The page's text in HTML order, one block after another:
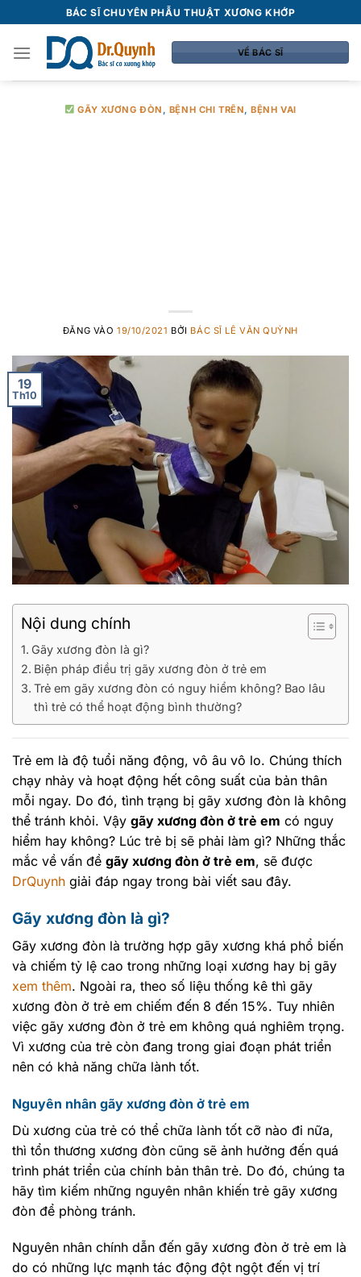
qua
nội
BÁC SĨ CHUYÊN PHẪU THUẬT XƯƠNG KHỚP
VỀ BÁC SĨ
GÃY XƯƠNG ĐÒN , BỆNH CHI TRÊN,BỆNH VAI
ĐĂNG VÀO 19/10/2021 BỞI BÁC SĨ LÊ VĂN QUỲNH
19
Th10
Nội dung chính
Gãy xương đòn là gì?
Biện pháp điều trị gãy xương đòn ở trẻ em
Trẻ em gãy xương đòn có nguy hiểm không? Bao lâu
thì trẻ có thể hoạt động bình thường?
Trẻ em là độ tuổi năng động, vô âu vô lo. Chúng thích
chạy nhảy và hoạt động hết công suất của bản thân
mỗi ngay. Do đó, tình trạng bị gãy xương đòn là không
thể tránh khỏi. Vậy gãy xương đòn ở trẻ em có nguy
hiểm hay không? Lúc trẻ bị sẽ phải làm gì? Những thắc
mắc về vấn đề gãy xương đòn ở trẻ em, sẽ được
DrQuynh giải đáp ngay trong bài viết sau đây.
Gãy xương đòn là gì?
Gãy xương đòn là trường hợp gãy xương khá phổ biến
và chiếm tỷ lệ cao trong những loại xương hay bị gãy
xem thêm. Ngoài ra, theo số liệu thống kê thì gãy
xương đòn ở trẻ em chiếm đến 8 đến 15%. Tuy nhiên
việc gãy xương đòn ở trẻ em không quá nghiêm trọng.
Vì xương của trẻ còn đang trong giai đoạn phát triển
nên có khả năng chữa lành tốt.
Nguyên nhân gãy xương đòn ở trẻ em
Dù xương của trẻ có thể chữa lành tốt cỡ nào đi nữa,
thì tổn thương xương đòn cũng sẽ ảnh hưởng đến quá
trình phát triển của chính bản thân trẻ. Do đó, chúng ta
hãy tìm kiếm những nguyên nhân khiến trẻ gãy xương
đòn để phòng tránh.
Nguyên nhân chính dẫn đến gãy xương đòn ở trẻ em là
do có những lực mạnh tác động đột ngột đến vị trí